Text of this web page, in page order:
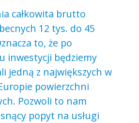
całkowita brutto
12 tys. do 45
to, że po
inwestycji będziemy
jedną z największych w
powierzchni
Pozwoli to nam
popyt na usługi